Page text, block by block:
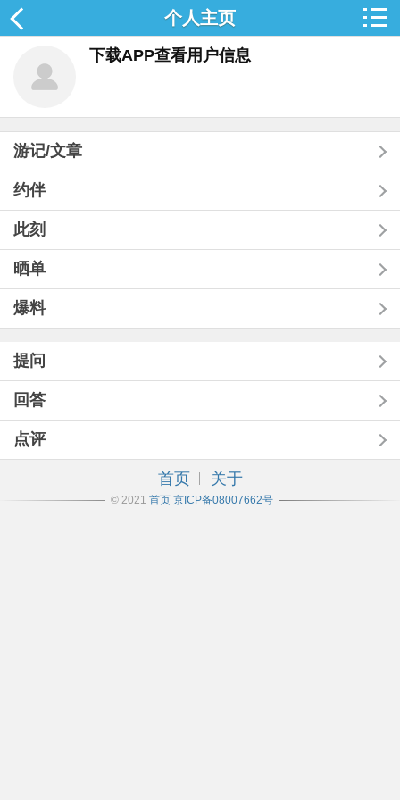
个人主页
下载APP查看用户信息
游记/文章
约伴
此刻
晒单
爆料
提问
回答
点评
首页 关于
© 2021 首页 京ICP备08007662号